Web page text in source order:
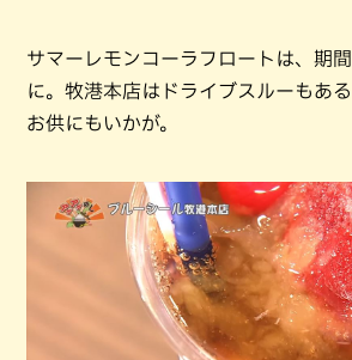
サマーレモンコーラフロートは、期
に。牧港本店はドライブスルーもあ
お供にもいかが。